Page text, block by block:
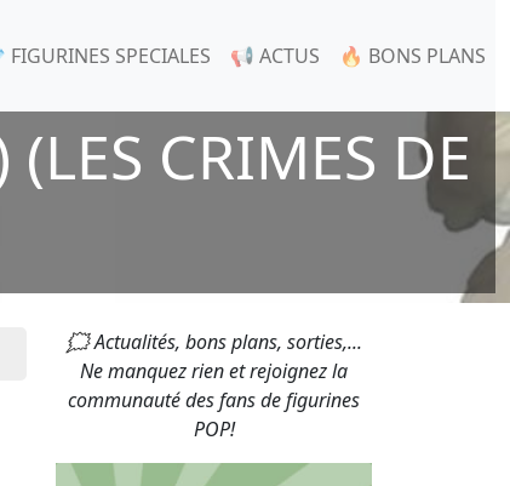
FIGURINES SPECIALES 📢 ACTUS 🔥 BONS PLANS
CRIMES DE
🗯 Actualités, bons plans, sorties,...
Ne manquez rien et rejoignez la
communauté des fans de figurines
POP!